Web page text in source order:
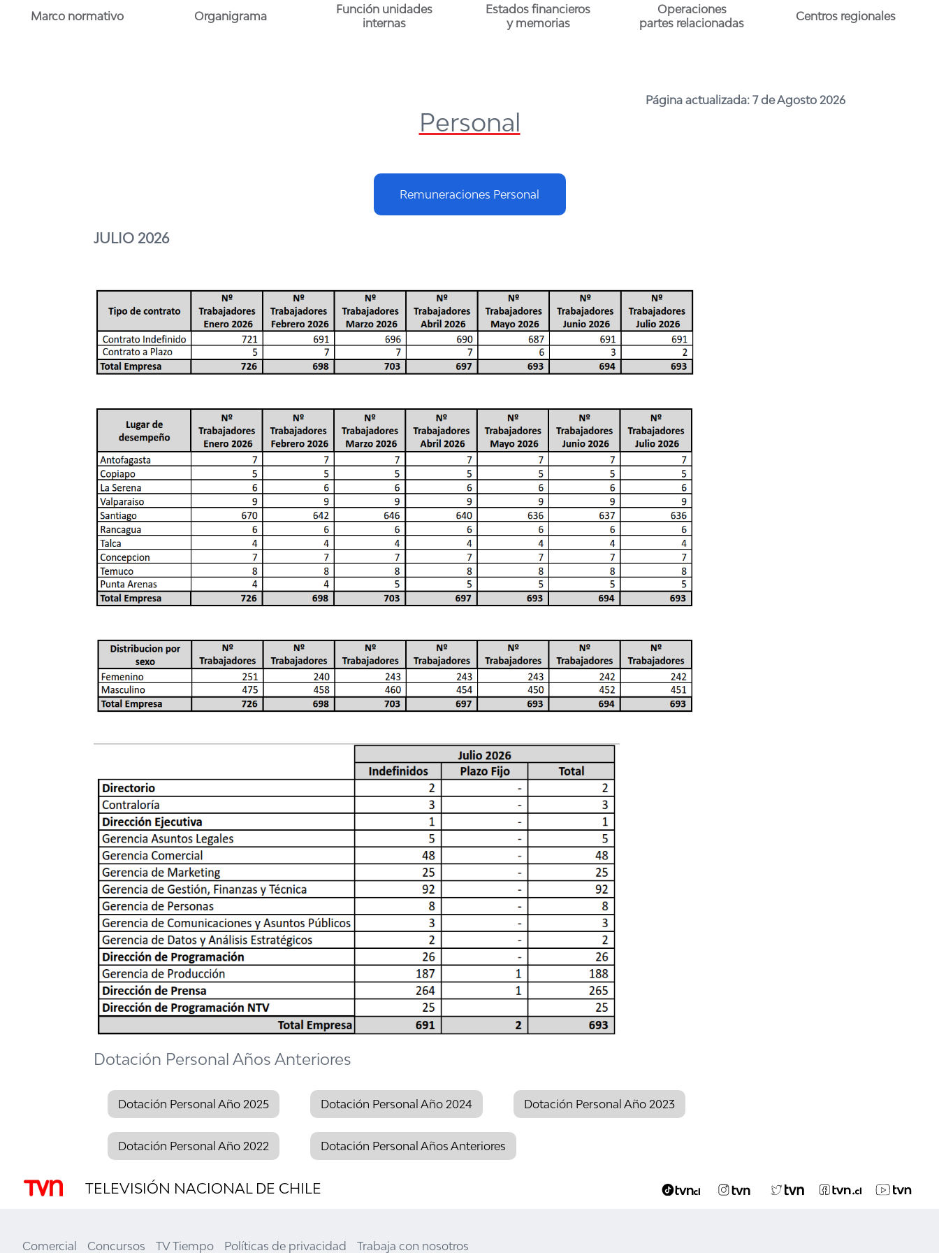
Marco normativo Organigrama
Función unidades
internas
Estados financieros
y memorias
Operaciones
partes relacionadas
Centros regionales
Página actualizada: 7 de Agosto 2026
Personal
Remuneraciones Personal
JULIO 2026
Dotación Personal Años Anteriores
Dotación Personal Año 2025 Dotación Personal Año 2024 Dotación Personal Año 2023
Dotación Personal Año 2022 Dotación Personal Años Anteriores
TELEVISIÓN NACIONAL DE CHILE
Comercial Concursos TV Tiempo Políticas de privacidad Trabaja con nosotros